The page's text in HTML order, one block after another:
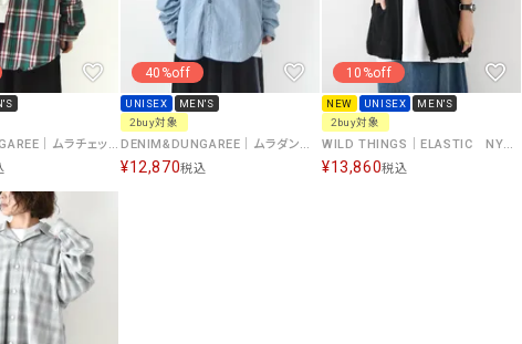
DENIM&DUNGAREE｜ムラチェックシャツ [[22580100]][D]
40%off
UNISEX
MEN'S
2buy対象
DENIM&DUNGAREE｜ムラダンガリーシャツ [[22580104]][D]
¥12,870税込
10%off
NEW UNISEX
MEN'S
2buy対象
WILD THINGS｜ELASTIC NYRON DENALI SHIRT [[WT26035AD]][D]
¥13,860税込